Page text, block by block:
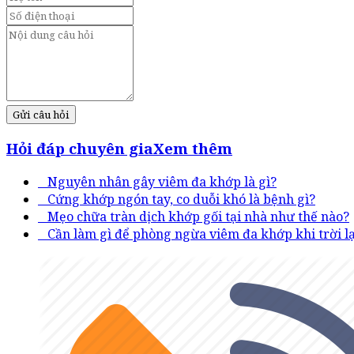
Gửi câu hỏi
Hỏi đáp chuyên giaXem thêm
Nguyên nhân gây viêm đa khớp là gì?
Cứng khớp ngón tay, co duỗi khó là bệnh gì?
Mẹo chữa tràn dịch khớp gối tại nhà như thế nào?
Cần làm gì để phòng ngừa viêm đa khớp khi trời